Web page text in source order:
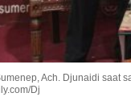
Ach. Djunaidi saat
Dj